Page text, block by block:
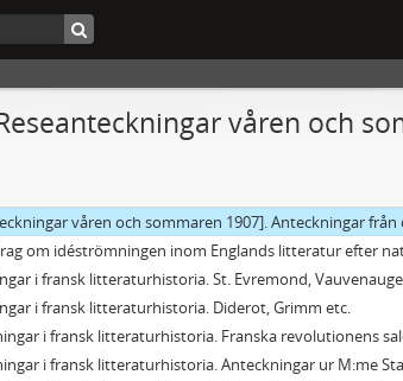
våren och
större format
i arbetarinstitutet 1902-03. Det europeiska
i arbetarinstitutet 1902-03. Det europeiska inflytandet på den
våren och sommaren 1907]. Siracusa 1907 1/1 - .
våren och sommaren 1907]. Anteckningar från
om idéströmningen inom Englands litteratur efter
i fransk litteraturhistoria. St. Evremond,
i fransk litteraturhistoria. Diderot, Grimm etc.
i fransk litteraturhistoria. Franska revolutionens
i fransk litteraturhistoria. Anteckningar ur M:me